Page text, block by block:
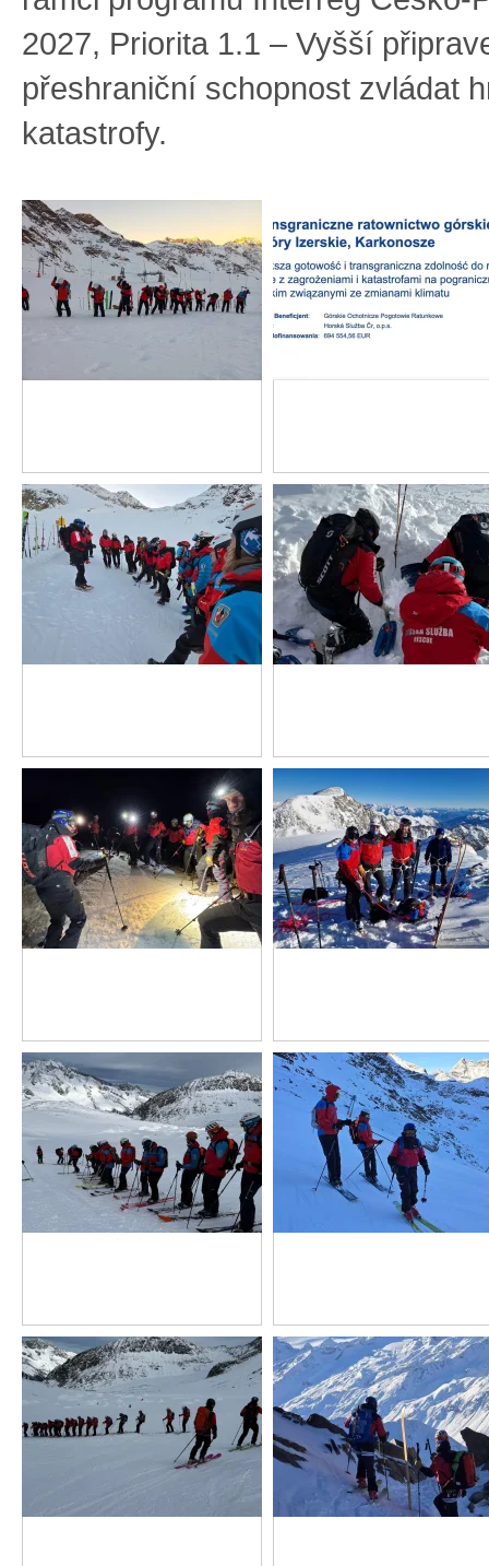
2027, Priorita 1.1 – Vyšší
přeshraniční schopnost zvládat
katastrofy.